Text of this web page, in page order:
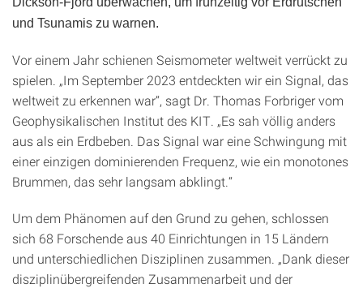
und Tsunamis zu warnen.
Vor einem Jahr schienen Seismometer weltweit verrückt zu
spielen. „Im September 2023 entdeckten wir ein Signal, das
weltweit zu erkennen war“, sagt Dr. Thomas Forbriger vom
Geophysikalischen Institut des KIT. „Es sah völlig anders
aus als ein Erdbeben. Das Signal war eine Schwingung mit
einer einzigen dominierenden Frequenz, wie ein monotones
Brummen, das sehr langsam abklingt.“
Um dem Phänomen auf den Grund zu gehen, schlossen
sich 68 Forschende aus 40 Einrichtungen in 15 Ländern
und unterschiedlichen Disziplinen zusammen. „Dank dieser
disziplinübergreifenden Zusammenarbeit und der